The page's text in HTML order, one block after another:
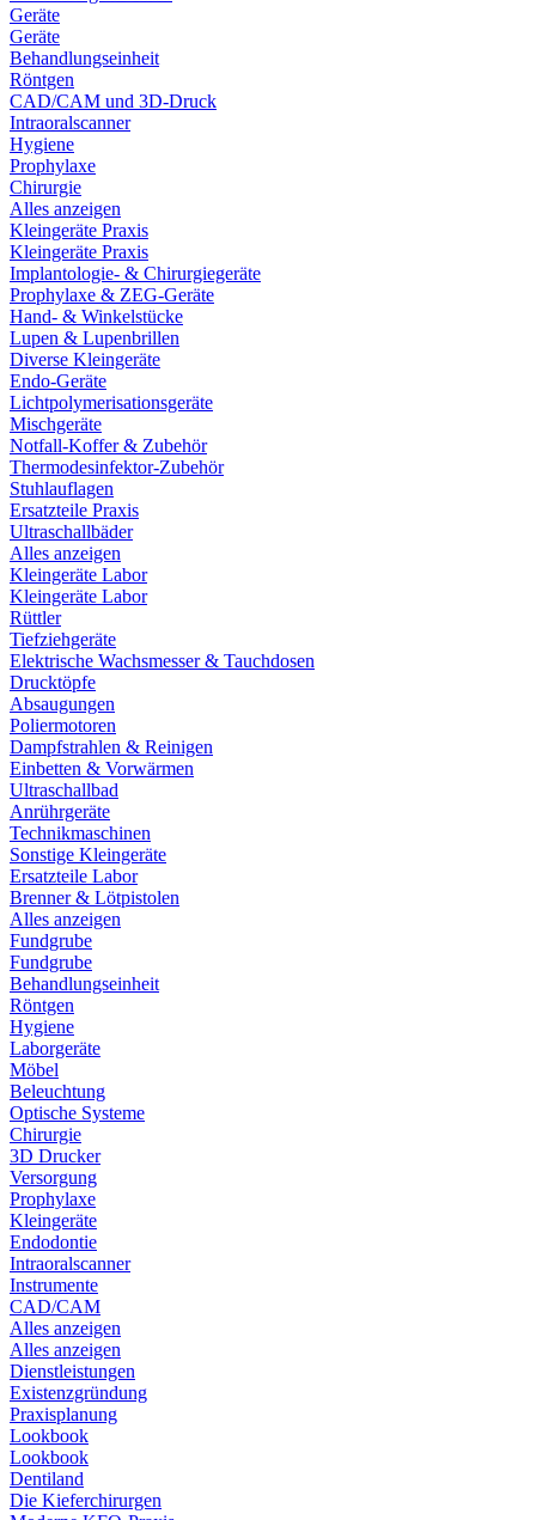
Geräte
Geräte
Behandlungseinheit
Röntgen
CAD/CAM und 3D-Druck
Intraoralscanner
Hygiene
Prophylaxe
Chirurgie
Alles anzeigen
Kleingeräte Praxis
Kleingeräte Praxis
Implantologie- & Chirurgiegeräte
Prophylaxe & ZEG-Geräte
Hand- & Winkelstücke
Lupen & Lupenbrillen
Diverse Kleingeräte
Endo-Geräte
Lichtpolymerisationsgeräte
Mischgeräte
Notfall-Koffer & Zubehör
Thermodesinfektor-Zubehör
Stuhlauflagen
Ersatzteile Praxis
Ultraschallbäder
Alles anzeigen
Kleingeräte Labor
Kleingeräte Labor
Rüttler
Tiefziehgeräte
Elektrische Wachsmesser & Tauchdosen
Drucktöpfe
Absaugungen
Poliermotoren
Dampfstrahlen & Reinigen
Einbetten & Vorwärmen
Ultraschallbad
Anrührgeräte
Technikmaschinen
Sonstige Kleingeräte
Ersatzteile Labor
Brenner & Lötpistolen
Alles anzeigen
Fundgrube
Fundgrube
Behandlungseinheit
Röntgen
Hygiene
Laborgeräte
Möbel
Beleuchtung
Optische Systeme
Chirurgie
3D Drucker
Versorgung
Prophylaxe
Kleingeräte
Endodontie
Intraoralscanner
Instrumente
CAD/CAM
Alles anzeigen
Alles anzeigen
Dienstleistungen
Existenzgründung
Praxisplanung
Lookbook
Lookbook
Dentiland
Die Kieferchirurgen